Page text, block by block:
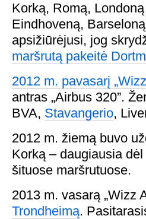
Korką, Romą,
Eindhoveną,
apsižiūrėjusi, jog
maršrutą pakeitė
2012 m. pavasarį
antras „Airbus 320”.
BVA, Stavangerio,
2012 m. žiemą buvo
Korką – daugiausia
šituose maršrutuose.
2013 m. vasarą „Wizz
Trondheimą.